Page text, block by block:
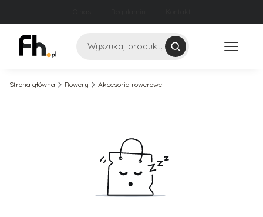
Szukaj
Strona główna Rowery Akcesoria rowerowe